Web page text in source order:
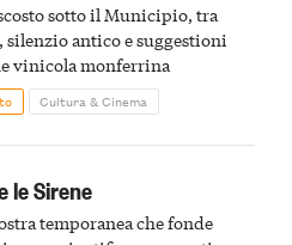
sotto il Municipio, tra
antico e suggestioni
vinicola monferrina
Cultura & Cinema
le Sirene
temporanea che fonde